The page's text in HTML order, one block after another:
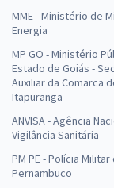
MME - Ministério de
Energia
MP GO - Ministério
Estado de Goiás -
Auxiliar da Comarca
Itapuranga
ANVISA - Agência
Vigilância Sanitária
PM PE - Polícia Militar
Pernambuco